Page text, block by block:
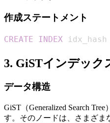
作成ステートメント
CREATE INDEX idx_hash
3. GiSTインデック
データ構造
GiST（Generalized Search
す。そのノードは、さまざま